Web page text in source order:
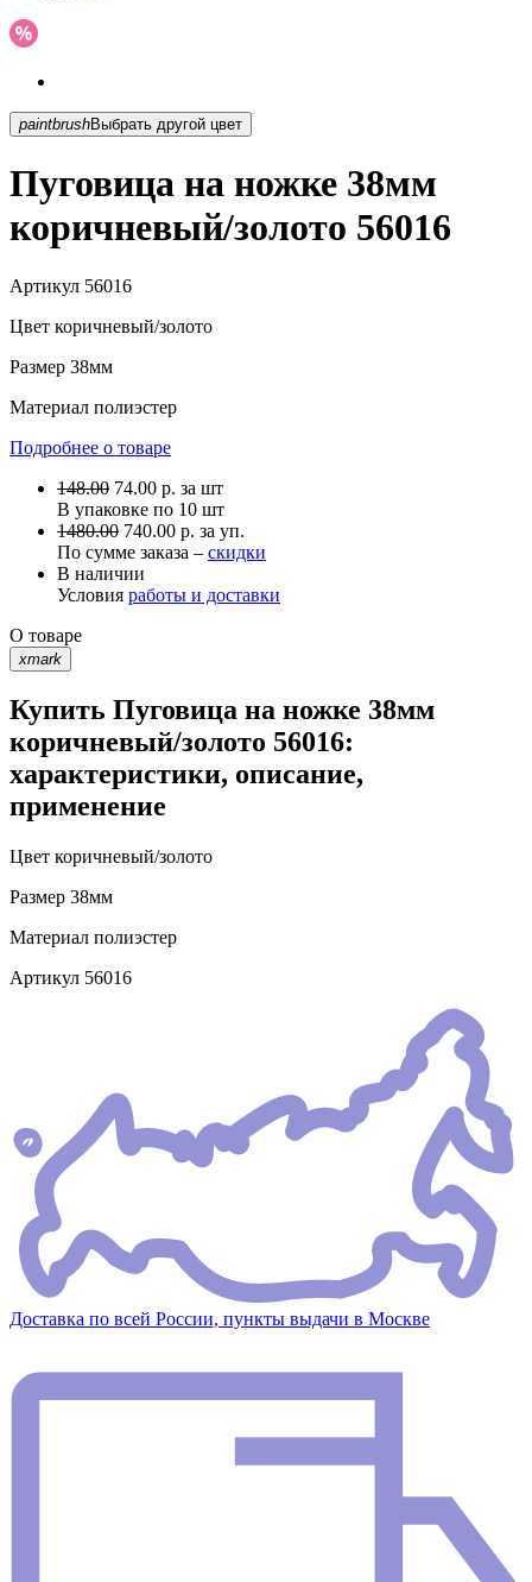
paintbrush Выбрать другой цвет
Пуговица на ножке 38мм
коричневый/золото 56016
Артикул 56016
Цвет коричневый/золото
Размер 38мм
Материал полиэстер
Подробнее о товаре
148.00 74.00 р. за шт
В упаковке по 10 шт
1480.00 740.00 р. за уп.
По сумме заказа – скидки
В наличии
Условия работы и доставки
О товаре
xmark
Купить Пуговица на ножке 38мм
коричневый/золото 56016:
характеристики, описание,
применение
Цвет коричневый/золото
Размер 38мм
Материал полиэстер
Артикул 56016
Доставка по всей России, пункты выдачи в Москве